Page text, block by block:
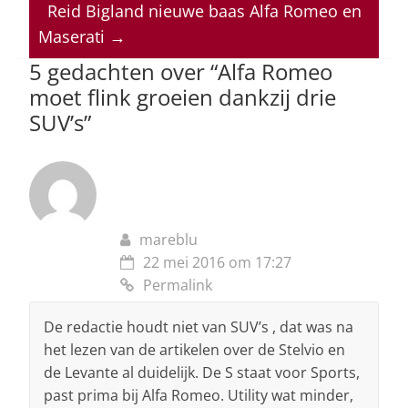
p
p
o
o
k
n s
Reid Bigland nieuwe baas Alfa Romeo en
Maserati →
5 gedachten over “Alfa Romeo
moet flink groeien dankzij drie
SUV’s”
mareblu
22 mei 2016 om 17:27
Permalink
De redactie houdt niet van SUV’s , dat was na
het lezen van de artikelen over de Stelvio en
de Levante al duidelijk. De S staat voor Sports,
past prima bij Alfa Romeo. Utility wat minder,